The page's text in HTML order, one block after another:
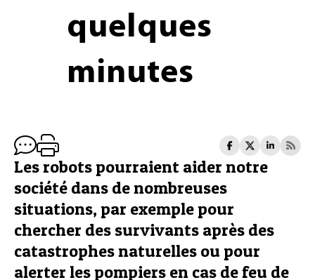
quelques
minutes
Les robots pourraient aider notre
société dans de nombreuses
situations, par exemple pour
chercher des survivants après des
catastrophes naturelles ou pour
alerter les pompiers en cas de feu de